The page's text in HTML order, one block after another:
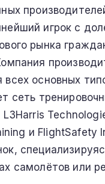
игрок с
рынка
основных
сеть
и FlightSafety
самолётов или